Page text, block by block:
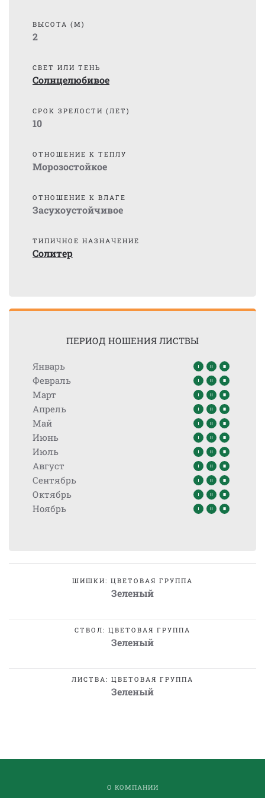
ВЫСОТА (М)
2
СВЕТ ИЛИ ТЕНЬ
Солнцелюбивое
СРОК ЗРЕЛОСТИ (ЛЕТ)
10
ОТНОШЕНИЕ К ТЕПЛУ
Морозостойкое
ОТНОШЕНИЕ К ВЛАГЕ
Засухоустойчивое
ТИПИЧНОЕ НАЗНАЧЕНИЕ
Солитер
ПЕРИОД НОШЕНИЯ ЛИСТВЫ
Январь
Февраль
Март
Апрель
Май
Июнь
Июль
Август
Сентябрь
Октябрь
Ноябрь
ШИШКИ: ЦВЕТОВАЯ ГРУППА
Зеленый
СТВОЛ: ЦВЕТОВАЯ ГРУППА
Зеленый
ЛИСТВА: ЦВЕТОВАЯ ГРУППА
Зеленый
О КОМПАНИИ